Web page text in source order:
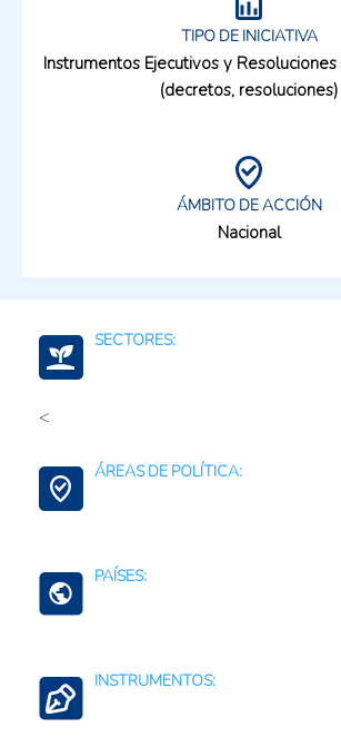
TIPO DE INICIATIVA
Instrumentos Ejecutivos y
(decretos, resoluciones)
ÁMBITO DE ACCIÓN
Nacional
SECTORES:
<
Cultivos de cereales y leguminosas
Fertilizantes (Cadena)
ÁREAS DE POLÍTICA:
Contexto Agroalimentario
PAÍSES:
INSTRUMENTOS: